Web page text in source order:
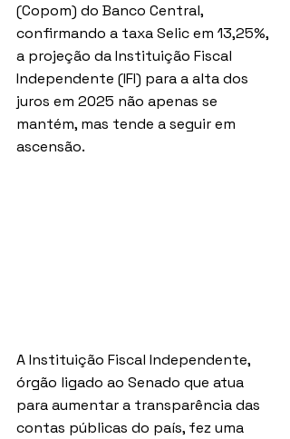
(Copom) do Banco Central,
confirmando a taxa Selic em 13,25%,
a projeção da Instituição Fiscal
Independente (IFI) para a alta dos
juros em 2025 não apenas se
mantém, mas tende a seguir em
ascensão.
A Instituição Fiscal Independente,
órgão ligado ao Senado que atua
para aumentar a transparência das
contas públicas do país, fez uma